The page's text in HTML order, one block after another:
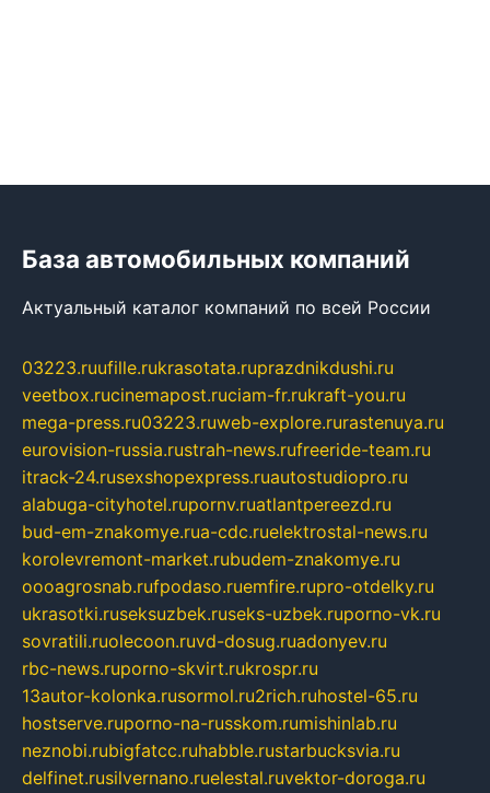
База автомобильных компаний
Актуальный каталог компаний по всей России
03223.ruufille.rukrasotata.ruprazdnikdushi.ru
veetbox.rucinemapost.ruciam-fr.rukraft-you.ru
mega-press.ru03223.ruweb-explore.rurastenuya.ru
eurovision-russia.rustrah-news.rufreeride-team.ru
itrack-24.rusexshopexpress.ruautostudiopro.ru
alabuga-cityhotel.rupornv.ruatlantpereezd.ru
bud-em-znakomye.rua-cdc.ruelektrostal-news.ru
korolevremont-market.rubudem-znakomye.ru
oooagrosnab.rufpodaso.ruemfire.rupro-otdelky.ru
ukrasotki.ruseksuzbek.ruseks-uzbek.ruporno-vk.ru
sovratili.ruolecoon.ruvd-dosug.ruadonyev.ru
rbc-news.ruporno-skvirt.rukrospr.ru
13autor-kolonka.rusormol.ru2rich.ruhostel-65.ru
hostserve.ruporno-na-russkom.rumishinlab.ru
neznobi.rubigfatcc.ruhabble.rustarbucksvia.ru
delfinet.rusilvernano.ruelestal.ruvektor-doroga.ru